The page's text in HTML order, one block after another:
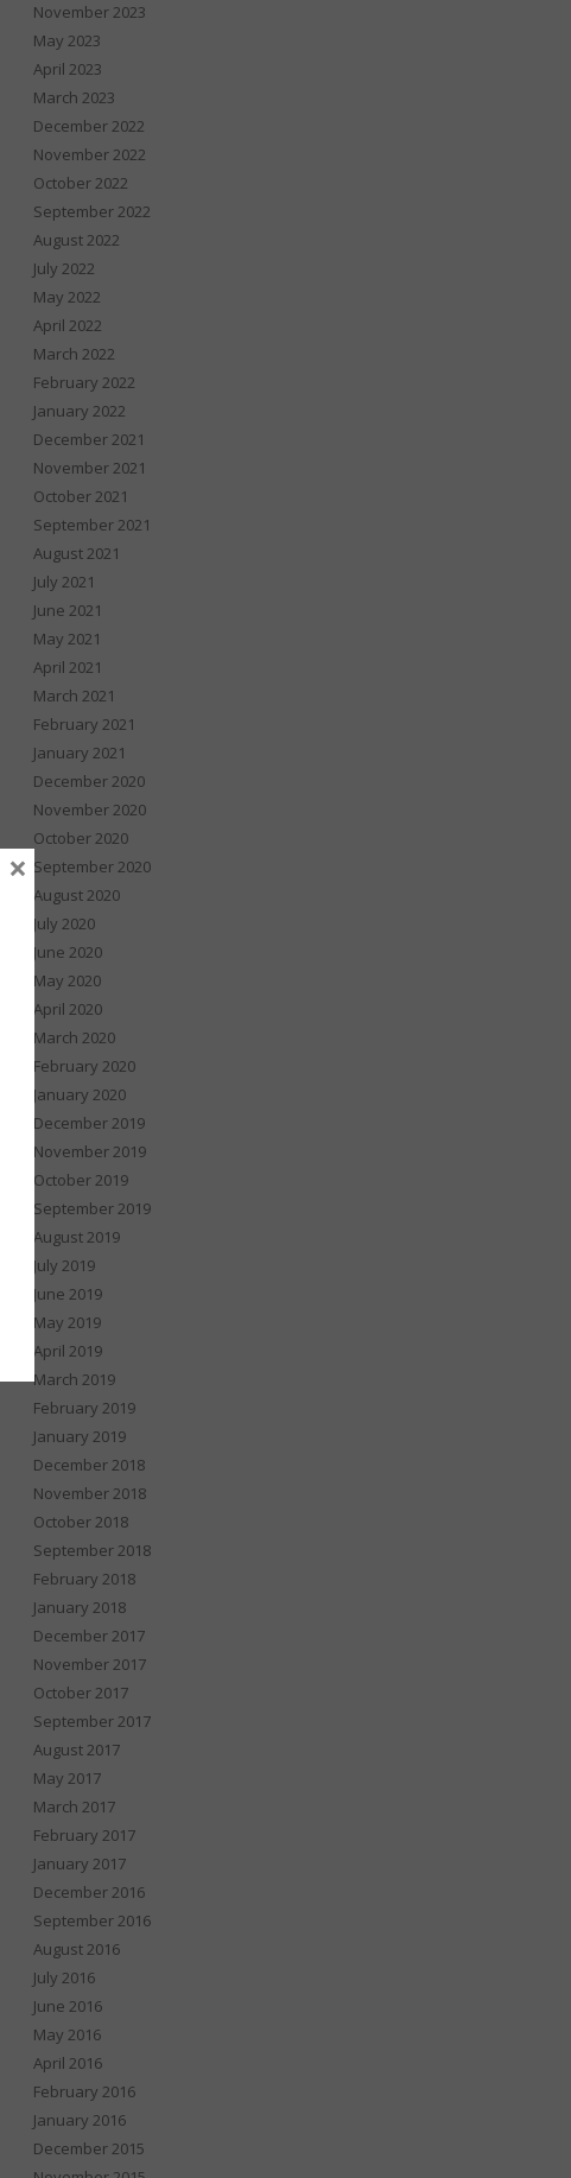
November 2023
May 2023
April 2023
March 2023
December 2022
November 2022
October 2022
September 2022
August 2022
July 2022
May 2022
April 2022
March 2022
February 2022
January 2022
December 2021
November 2021
October 2021
September 2021
August 2021
July 2021
June 2021
May 2021
April 2021
March 2021
February 2021
January 2021
December 2020
November 2020
October 2020
September 2020
August 2020
July 2020
June 2020
May 2020
April 2020
March 2020
February 2020
January 2020
December 2019
November 2019
October 2019
September 2019
August 2019
July 2019
June 2019
May 2019
April 2019
March 2019
February 2019
January 2019
December 2018
November 2018
October 2018
September 2018
February 2018
January 2018
December 2017
November 2017
October 2017
September 2017
August 2017
May 2017
March 2017
February 2017
January 2017
December 2016
September 2016
August 2016
July 2016
June 2016
May 2016
April 2016
February 2016
January 2016
December 2015
×